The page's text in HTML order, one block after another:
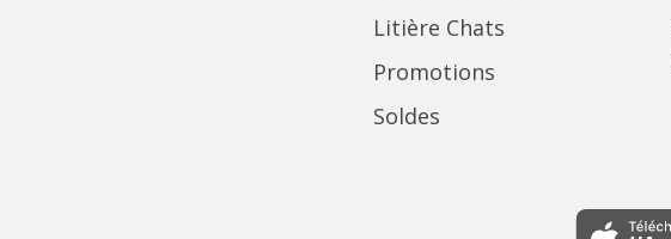
Litière Chats
Promotions
Soldes